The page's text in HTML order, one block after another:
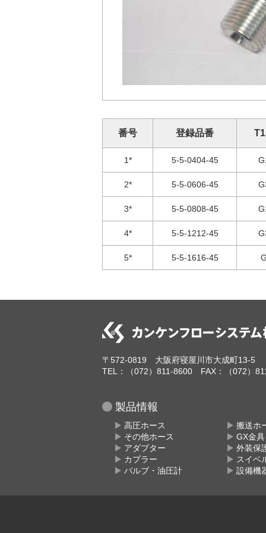
番号 登録品番
1* 5-5-0404-45
2* 5-5-0606-45
3* 5-5-0808-45
4* 5-5-1212-45
5* 5-5-1616-45
〒572-0819 大阪府寝屋川市大成町13-5
TEL：（072）811-8600 FAX：（072）
製品情報
高圧ホース
搬送ホ
その他ホース
GX金
アダプター
外装保
カプラー
スイベ
バルブ・油圧計
設備機